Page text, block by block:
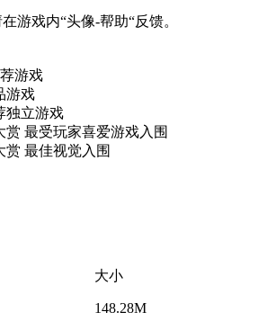
游戏内“头像-帮助“反馈。
游戏
游戏
独立游戏
最受玩家喜爱游戏入围
最佳视觉入围
大小
148.28M